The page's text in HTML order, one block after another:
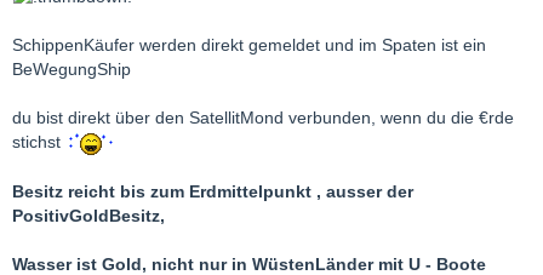
SchippenKäufer werden direkt gemeldet und im Spaten ist ein
BeWegungShip
du bist direkt über den SatellitMond verbunden, wenn du die €rde
stichst
Besitz reicht bis zum Erdmittelpunkt , ausser der
PositivGoldBesitz,
Wasser ist Gold, nicht nur in WüstenLänder mit U - Boote